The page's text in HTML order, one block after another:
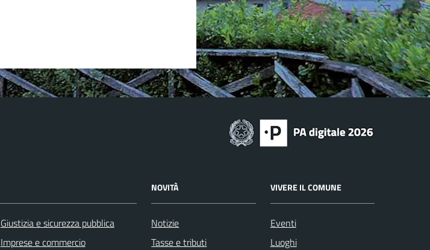
Giustizia e sicurezza pubblica
Imprese e commercio
NOVITÀ
Notizie
Tasse e tributi
VIVERE IL COMUNE
Eventi
Luoghi